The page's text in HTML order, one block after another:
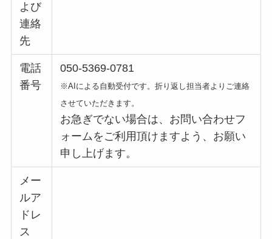
よび
連絡
先
電話
番号
050-5369-0781
※AIによる自動受付です。折り返し担当者よりご連絡
させていただきます。
お急ぎでない場合は、お問い合わせフ
ォームをご利用頂けますよう、お願い
申し上げます。
メー
ルア
ドレ
ス